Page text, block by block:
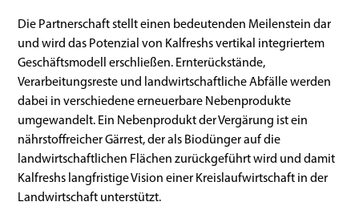
Die Partnerschaft stellt einen bedeutenden Meilenstein dar
und wird das Potenzial von Kalfreshs vertikal integriertem
Geschäftsmodell erschließen. Ernterückstände,
Verarbeitungsreste und landwirtschaftliche Abfälle werden
dabei in verschiedene erneuerbare Nebenprodukte
umgewandelt. Ein Nebenprodukt der Vergärung ist ein
nährstoffreicher Gärrest, der als Biodünger auf die
landwirtschaftlichen Flächen zurückgeführt wird und damit
Kalfreshs langfristige Vision einer Kreislaufwirtschaft in der
Landwirtschaft unterstützt.